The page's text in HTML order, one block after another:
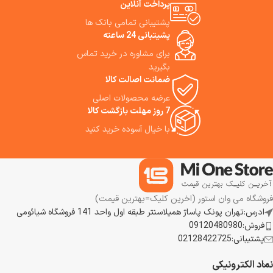
و راحتی است. اگر به دنبال
«نظافت کم‌ دردسر اما با کیفیت
بالا» برای خانه خود هستید، جارو
رباتیک روبوراک Qrevo 5AE
می‌تواند گزینه بسیار مناسبی باشد.
به خصوص برای خانه‌هایی با
حیوان خانگی، فرش زیاد، یا سطوح
ترکیبی از کف سخت و فرش، مزایای
آن نمایان‌تر خواهد می‌شود. ما
استفاده از این جارو رباتیک هوشمند
را به شما پیشنهاد می‌کنیم.
پرداخت آنلاین
پشتیبانی تمامی بانک ها
پشیتبانی 24 ساعته
برای مشاوره در خرید تماس
بگیرید
ضمانت اصالت کالا
عرضه محصولات اصلی
7 روز مهلت بازگشت کالا
با خیال آسوده خرید کنید
فروشگاه می وان استور (اخرین کلیک=بهترین قیمت)
ادرس:تهران پونک پاساژ همیلاسنتر طبقه اول واحد 141 فروشگاه شیائومی
فروش:09120480980
پشتیبانی:02128422725
نماد الکترونیکی